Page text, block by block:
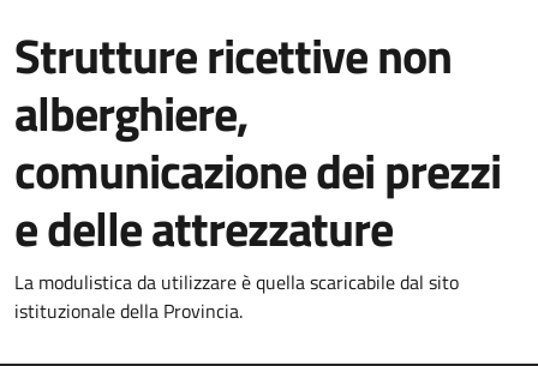
Strutture ricettive non
alberghiere,
comunicazione dei prezzi
e delle attrezzature
La modulistica da utilizzare è quella scaricabile dal sito
istituzionale della Provincia.